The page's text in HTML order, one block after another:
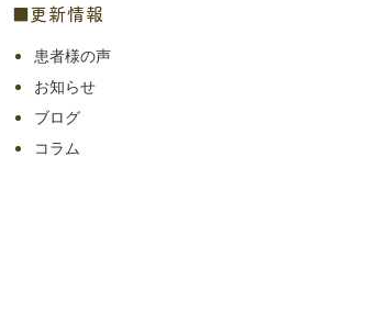
■更新情報
患者様の声
お知らせ
ブログ
コラム